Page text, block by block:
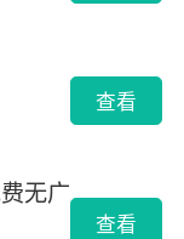
查看
无广
查看